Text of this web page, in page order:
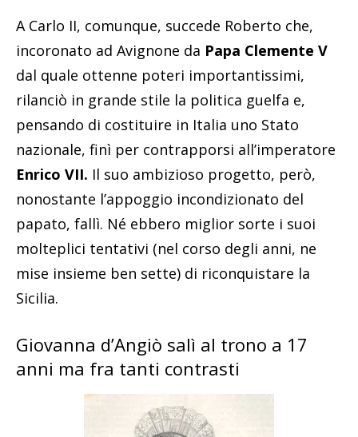
A Carlo II, comunque, succede Roberto che,
incoronato ad Avignone da Papa Clemente V
dal quale ottenne poteri importantissimi,
rilanciò in grande stile la politica guelfa e,
pensando di costituire in Italia uno Stato
nazionale, finì per contrapporsi all’imperatore
Enrico VII. Il suo ambizioso progetto, però,
nonostante l’appoggio incondizionato del
papato, fallì. Né ebbero miglior sorte i suoi
molteplici tentativi (nel corso degli anni, ne
mise insieme ben sette) di riconquistare la
Sicilia.
Giovanna d’Angiò salì al trono a 17
anni ma fra tanti contrasti